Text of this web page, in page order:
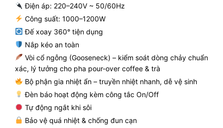
Điện áp: 220–240V ~ 50/60Hz
Công suất: 1000–1200W
Đế xoay 360° tiện dụng
Nắp kéo an toàn
Vòi cổ ngỗng (Gooseneck) – kiểm soát dòng chảy chuẩn
xác, lý tưởng cho pha pour-over coffee & trà
Bộ phận gia nhiệt ẩn – truyền nhiệt nhanh, dễ vệ sinh
Đèn báo hoạt động kèm công tắc On/Off
Tự động ngắt khi sôi
Bảo vệ quá nhiệt & chống đun cạn